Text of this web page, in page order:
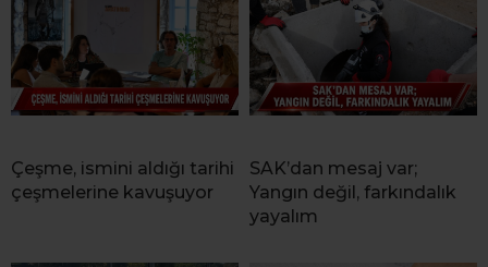
Çeşme, ismini aldığı tarihi
çeşmelerine kavuşuyor
SAK’dan mesaj var;
Yangın değil, farkındalık
yayalım